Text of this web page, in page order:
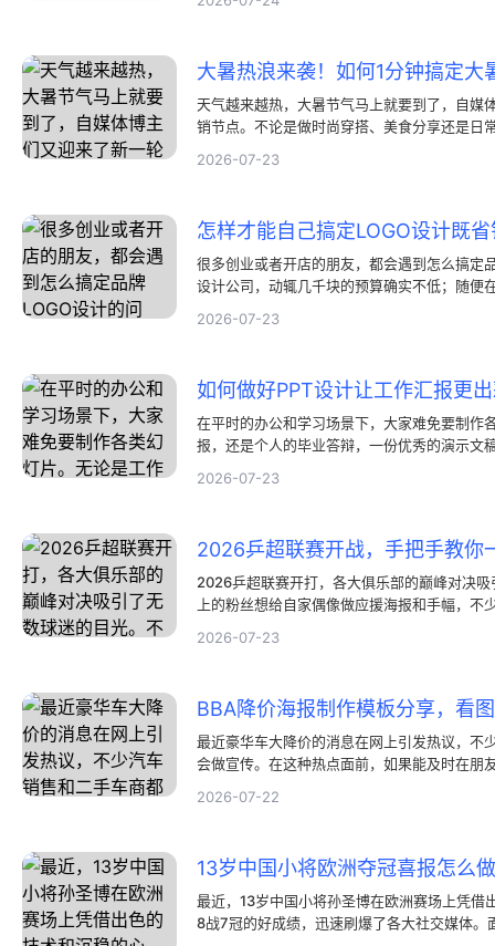
的设计工具。找对方法和帮手，普通人也能在
大暑热浪来袭！如何1分钟搞定大
天气越来越热，大暑节气马上就要到了，自媒
销节点。不论是做时尚穿搭、美食分享还是日
板，并不需要去花时间学习那些复杂的专业设
2026-07-23
怎样才能自己搞定LOGO设计既
很多创业或者开店的朋友，都会遇到怎么搞定
设计公司，动辄几千块的预算确实不低；随便
间也能做出不错的标志。
2026-07-23
如何做好PPT设计让工作汇报更
在平时的办公和学习场景下，大家难免要制作
报，还是个人的毕业答辩，一份优秀的演示文
其实，高品质的PPT设计并不要求大家精通高
效率的避坑指南。
2026-07-23
2026乒超联赛开打，各大俱乐部的巅峰对决
上的粉丝想给自家偶像做应援海报和手幅，不
不过对没有设计基础的普通人来说，自己动手
2026-07-23
最近豪华车大降价的消息在网上引发热议，不
会做宣传。在这种热点面前，如果能及时在朋
工具，通过简单的图片设计就能快速制作出效
2026-07-22
最近，13岁中国小将孙圣博在欧洲赛场上凭借
8战7冠的好成绩，迅速刷爆了各大社交媒体。